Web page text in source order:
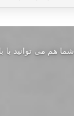
شما هم می توانید با